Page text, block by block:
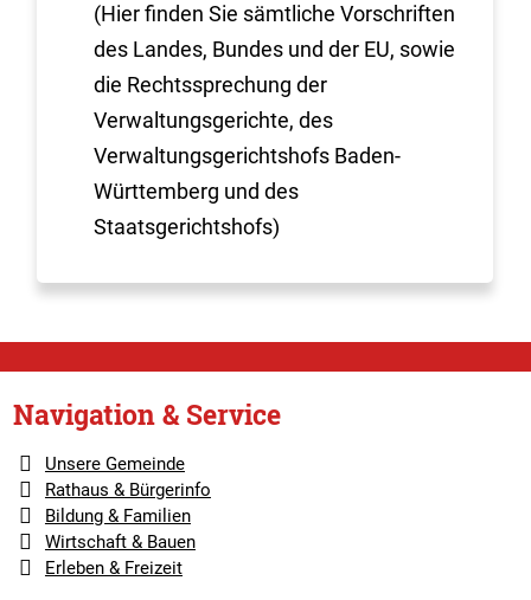
(Hier finden Sie sämtliche Vorschriften
des Landes, Bundes und der EU, sowie
die Rechtssprechung der
Verwaltungsgerichte, des
Verwaltungsgerichtshofs Baden-
Württemberg und des
Staatsgerichtshofs)
Navigation & Service
Unsere Gemeinde
Rathaus & Bürgerinfo
Bildung & Familien
Wirtschaft & Bauen
Erleben & Freizeit